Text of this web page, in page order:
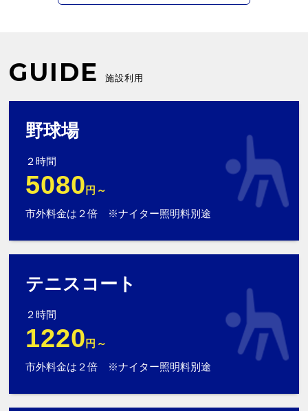
GUIDE 施設利用
野球場
２時間
5080 円～
市外料金は２倍 ※ナイター照明料別途
テニスコート
２時間
1220 円～
市外料金は２倍 ※ナイター照明料別途